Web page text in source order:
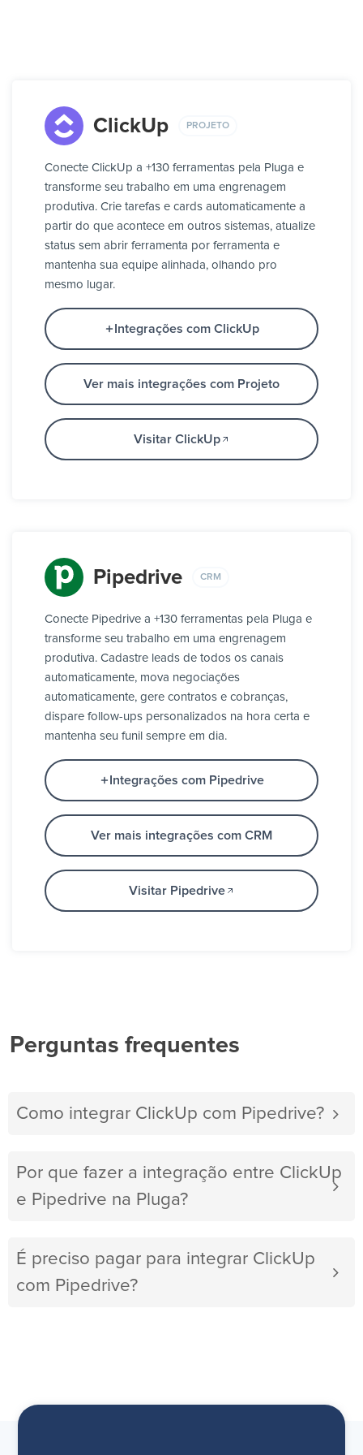
ClickUp PROJETO
Conecte ClickUp a +130 ferramentas pela Pluga e
transforme seu trabalho em uma engrenagem
produtiva. Crie tarefas e cards automaticamente a
partir do que acontece em outros sistemas, atualize
status sem abrir ferramenta por ferramenta e
mantenha sua equipe alinhada, olhando pro
mesmo lugar.
Integrações com ClickUp
Ver mais integrações com Projeto
Visitar ClickUp
Pipedrive CRM
Conecte Pipedrive a +130 ferramentas pela Pluga e
transforme seu trabalho em uma engrenagem
produtiva. Cadastre leads de todos os canais
automaticamente, mova negociações
automaticamente, gere contratos e cobranças,
dispare follow-ups personalizados na hora certa e
mantenha seu funil sempre em dia.
Integrações com Pipedrive
Ver mais integrações com CRM
Visitar Pipedrive
Perguntas frequentes
Como integrar ClickUp com Pipedrive?
Por que fazer a integração entre ClickUp
e Pipedrive na Pluga?
É preciso pagar para integrar ClickUp
com Pipedrive?